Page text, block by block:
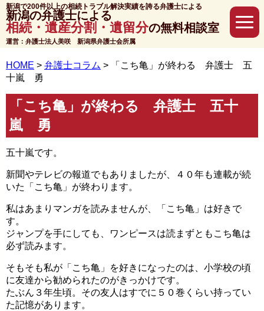
新潟で200件以上の相続トラブル解決実績を誇る弁護士による
新潟の弁護士による
相続・遺産分割・遺留分の無料相談室
運営：弁護士法人美咲 新潟県弁護士会所属
HOME > 弁護士コラム >
「こち亀」が終わる 弁護士 五
十嵐 勇
「こち亀」が終わる 弁護士 五十
嵐 勇
五十嵐です。
新聞やテレビの報道でもありましたが、４０年も連載が続
いた「こち亀」が終わります。
私はあまりマンガを読みませんが、「こち亀」は好きで
す。
ジャンプを手にしても、ワンピースは読まずともこち亀は
必ず読みます。
そもそも私が「こち亀」を好きになったのは、小学校の頃
に友達から勧められたのがきっかけです。
たぶん３年生頃。その友人はすでに５０巻くらい持ってい
た記憶があります。